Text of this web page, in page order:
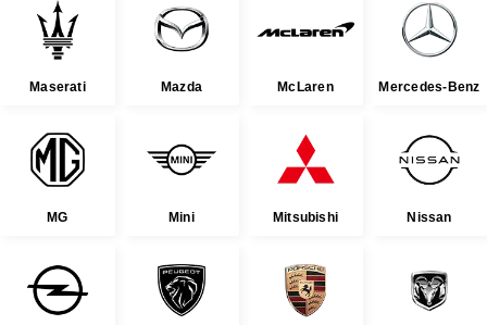
Maserati Mazda McLaren Mercedes-Benz
MG Mini Mitsubishi Nissan